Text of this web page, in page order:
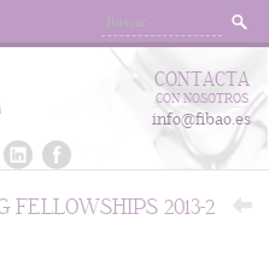
CONTACTA
CON NOSOTROS
info@fibao.es
FELLOWSHIPS 2013-2